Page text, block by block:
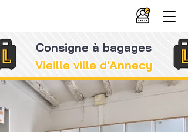
Consigne à bagages
Vieille ville d'Annecy